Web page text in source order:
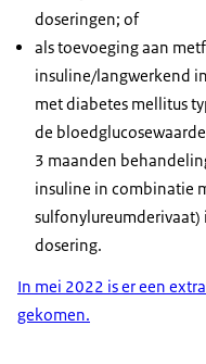
doseringen; of
als toevoeging aan
insuline/langwerkend
met diabetes mellitus
de
3 maanden
insuline in combinatie
sulfonylureumderivaat)
dosering.
In mei 2022 is er een
gekomen.